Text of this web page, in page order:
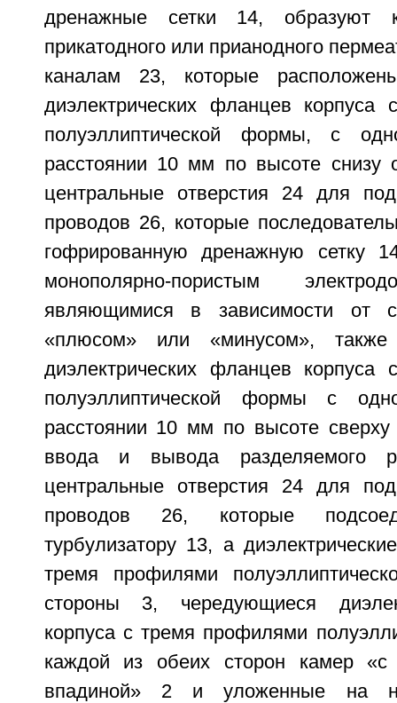
дренажные сетки 14, образуют
прикатодного или прианодного
каналам 23, которые
диэлектрических фланцев
полуэллиптической формы, с
расстоянии 10 мм по высоте снизу
центральные отверстия 24 для
проводов 26, которые
гофрированную дренажную сетку
монополярно-пористым
являющимися в зависимости от
«плюсом» или «минусом»,
диэлектрических фланцев
полуэллиптической формы с
расстоянии 10 мм по высоте
ввода и вывода разделяемого
центральные отверстия 24 для
проводов 26, которые
турбулизатору 13, а
тремя профилями
стороны 3, чередующиеся
корпуса с тремя профилями
каждой из обеих сторон камер
впадиной» 2 и уложенные на